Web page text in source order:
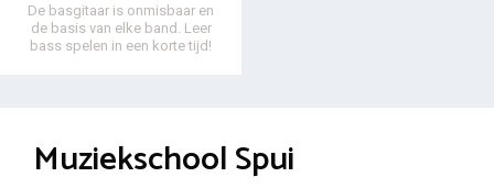
De basgitaar is onmisbaar en
de basis van elke band. Leer
bass spelen in een korte tijd!
Muziekschool Spui